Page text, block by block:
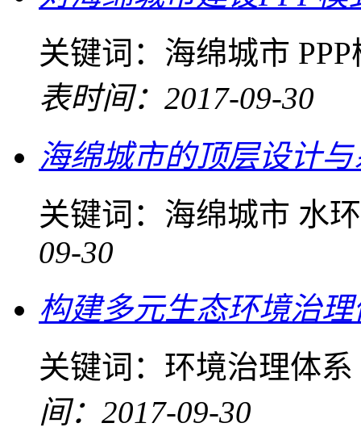
关键词： 海绵城市
表时间：2017-09-30
海绵城市的顶层设计
关键词： 海绵城市 水
09-30
构建多元生态环境治
关键词： 环境治理体
间：2017-09-30